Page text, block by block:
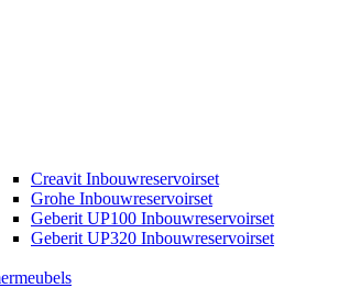
Creavit Inbouwreservoirset
Grohe Inbouwreservoirset
Geberit UP100 Inbouwreservoirset
Geberit UP320 Inbouwreservoirset